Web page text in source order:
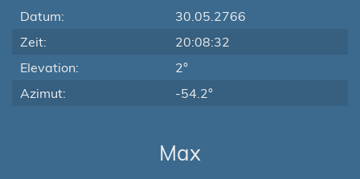
Datum:
30.05.2766
Zeit:
20:08:32
Elevation:
2°
Azimut:
-54.2°
Max